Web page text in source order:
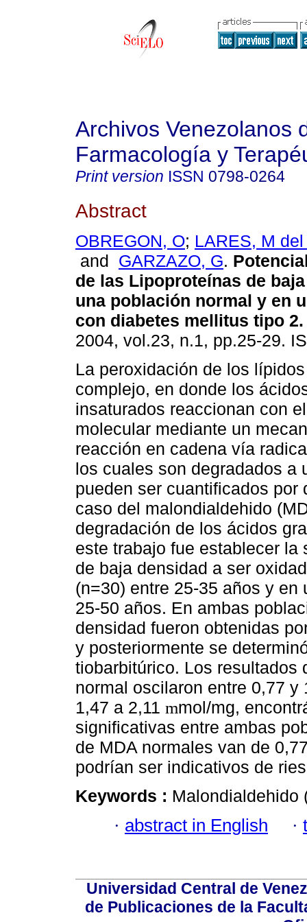
Archivos Venezolanos
Farmacología y
Print version ISSN 0798-0264
Abstract
OBREGON, O; LARES, M
and GARZAZO, G.
de las Lipoproteínas de
una población normal y en
con diabetes mellitus tipo 2.
2004, vol.23, n.1, pp.25-29.
La peroxidación de los
complejo, en donde los
insaturados reaccionan con
molecular mediante un
reacción en cadena vía
los cuales son degradados a
pueden ser cuantificados
caso del malondialdehido
degradación de los ácidos
este trabajo fue establecer
de baja densidad a ser
(n=30) entre 25-35 años y
25-50 años. En ambas
densidad fueron obtenidas
y posteriormente se
tiobarbitúrico. Los resultados
normal oscilaron entre 0,77 y
1,47 a 2,11 mmol/mg,
significativas entre ambas
de MDA normales van de
podrían ser indicativos de
Keywords : Malondialdehido
· abstract in English ·
Universidad Central de
de Publicaciones de la